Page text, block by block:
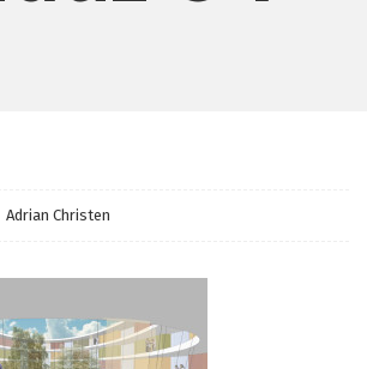
Adrian Christen